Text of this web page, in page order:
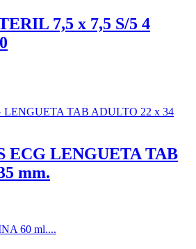
7,5 x 7,5 S/5 4
ECG LENGUETA TAB
mm.